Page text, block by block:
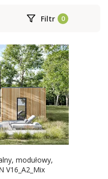
Filtr
modułowy,
V16_A2_Mix